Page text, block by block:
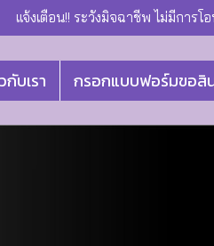
แจ้งเตือน!! ระวังมิจฉาชีพ ไม่มีการ
กับเรา กรอกแบบฟอร์มขอสิ